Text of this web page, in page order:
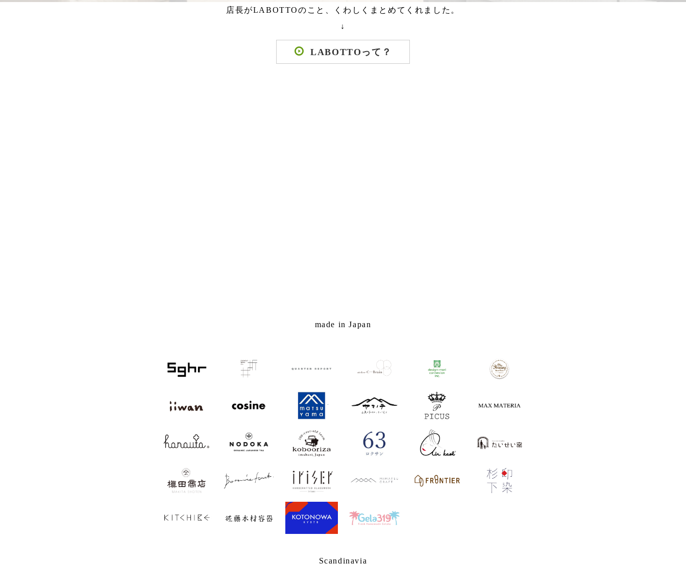
店長がLABOTTOのこと、くわしくまとめてくれました。
↓
LABOTTOって？
made in Japan
Scandinavia